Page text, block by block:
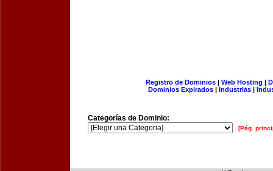
Registro de Dominios| Web Hosting |
Dominios Expirados | Industrias |
Categorías de Dominio:
[Pág.